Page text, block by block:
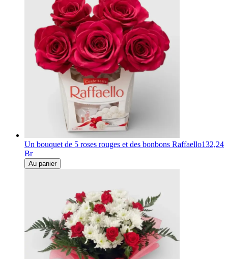
Un bouquet de 5 roses rouges et des bonbons Raffaello132,24
Br
Au panier